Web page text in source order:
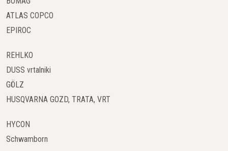
ATLAS COPCO
EPIROC
REHLKO
DUSS vrtalniki
GÖLZ
HUSQVARNA GOZD, TRATA, VRT
HYCON
Schwamborn